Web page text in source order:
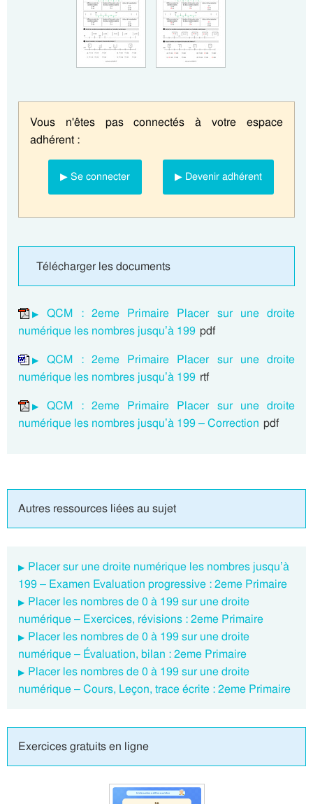
Vous n'êtes pas connectés à votre espace
adhérent :
▶ Se connecter ▶ Devenir adhérent
Télécharger les documents
QCM : 2eme Primaire Placer sur une droite
numérique les nombres jusqu’à 199 pdf
QCM : 2eme Primaire Placer sur une droite
numérique les nombres jusqu’à 199 rtf
QCM : 2eme Primaire Placer sur une droite
numérique les nombres jusqu’à 199 – Correction pdf
Autres ressources liées au sujet
Placer sur une droite numérique les nombres jusqu’à
199 – Examen Evaluation progressive : 2eme Primaire
Placer les nombres de 0 à 199 sur une droite
numérique – Exercices, révisions : 2eme Primaire
Placer les nombres de 0 à 199 sur une droite
numérique – Évaluation, bilan : 2eme Primaire
Placer les nombres de 0 à 199 sur une droite
numérique – Cours, Leçon, trace écrite : 2eme Primaire
Exercices gratuits en ligne